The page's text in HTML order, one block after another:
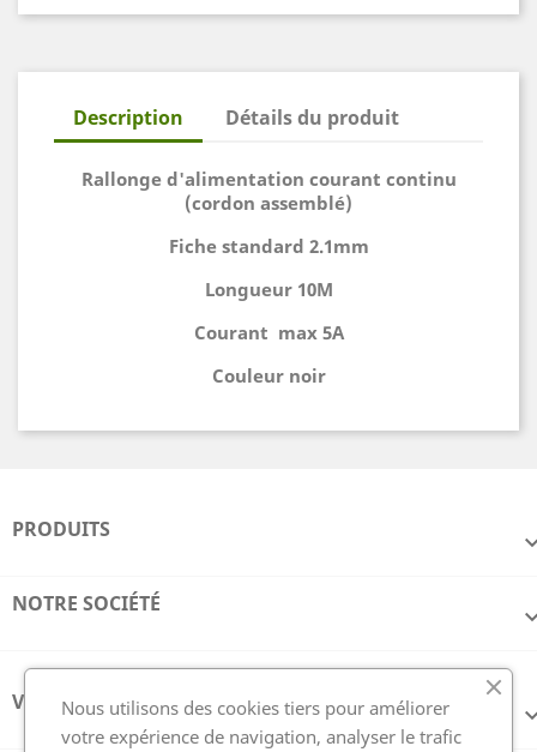
Description Détails du produit
Rallonge d'alimentation courant continu
(cordon assemblé)
Fiche standard 2.1mm
Longueur 10M
Courant max 5A
Couleur noir
PRODUITS
NOTRE SOCIÉTÉ
VOTRE COMPTE
Nous utilisons des cookies tiers pour améliorer
votre expérience de navigation, analyser le trafic